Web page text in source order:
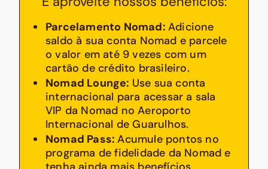
Parcelamento Nomad: Adicione
saldo à sua conta Nomad e parcele
o valor em até 9 vezes com um
cartão de crédito brasileiro.
Nomad Lounge: Use sua conta
internacional para acessar a sala
VIP da Nomad no Aeroporto
Internacional de Guarulhos.
Nomad Pass:Acumule pontos no
programa de fidelidade da Nomad e